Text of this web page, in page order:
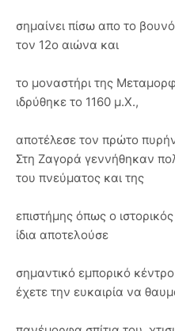
σημαίνει πίσω απο το
τον 12ο αιώνα και
το μοναστήρι της
ιδρύθηκε το 1160 μ.Χ.,
αποτέλεσε τον πρώτο
Στη Ζαγορά γεννήθηκαν
του πνεύματος και της
επιστήμης όπως ο
ίδια αποτελούσε
σημαντικό εμπορικό
έχετε την ευκαιρία να